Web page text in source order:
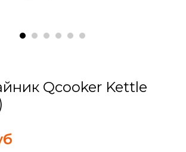
Qcooker Kettle